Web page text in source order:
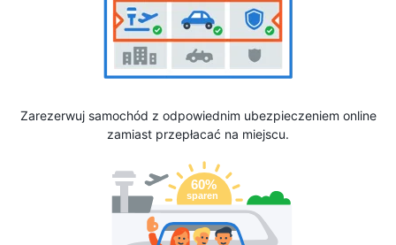
Zarezerwuj samochód z odpowiednim ubezpieczeniem online
zamiast przepłacać na miejscu.